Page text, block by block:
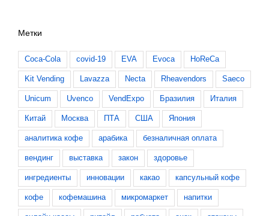
Метки
Coca-Cola covid-19 EVA Evoca HoReCa
Kit Vending Lavazza Necta Rheavendors Saeco
Unicum Uvenco VendExpo Бразилия Италия
Китай Москва ПТА США Япония
аналитика кофе арабика безналичная оплата
вендинг выставка закон здоровье
ингредиенты инновации какао капсульный кофе
кофе кофемашина микромаркет напитки